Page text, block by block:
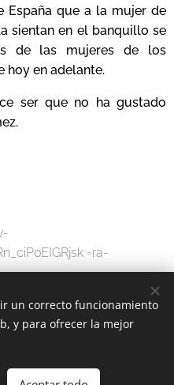
España que a la mujer de
sientan en el banquillo se
de las mujeres de los
hoy en adelante.
ser que no ha gustado
=ra-
un correcto funcionamiento
y para ofrecer la mejor